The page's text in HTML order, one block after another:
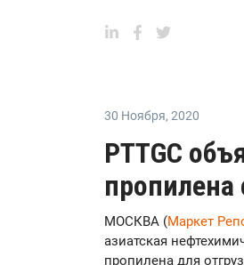
30 Ноября, 2020
PTTGC
пропилена
МОСКВА (Маркет
азиатская
пропилена для